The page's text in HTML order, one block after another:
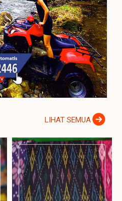
LIHAT SEMUA